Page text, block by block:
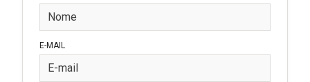
E-MAIL